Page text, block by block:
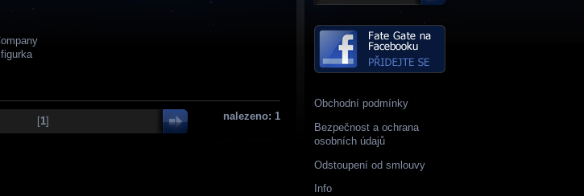
nalezeno: 1
[1]
Obchodní podmínky
Bezpečnost a ochrana
osobních údajů
Odstoupení od smlouvy
Info